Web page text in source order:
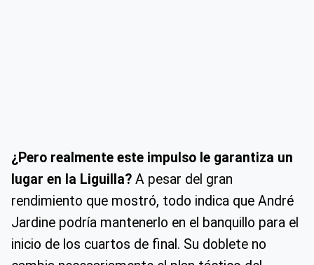
¿Pero realmente este impulso le garantiza un
lugar en la Liguilla? A pesar del gran
rendimiento que mostró, todo indica que André
Jardine podría mantenerlo en el banquillo para el
inicio de los cuartos de final. Su doblete no